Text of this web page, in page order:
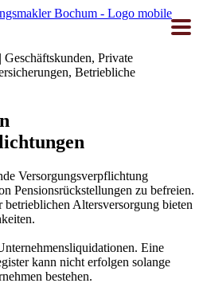
Versorgungsverpflichtung
Pensionsrückstellungen zu befreien.
Altersversorgung bieten
Eine
kann nicht erfolgen solange
bestehen.